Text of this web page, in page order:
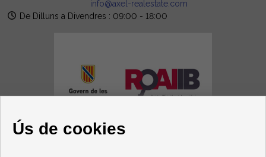
info@axel-realestate.com
De Dilluns a Divendres : 09:00 - 18:00
Ús de cookies